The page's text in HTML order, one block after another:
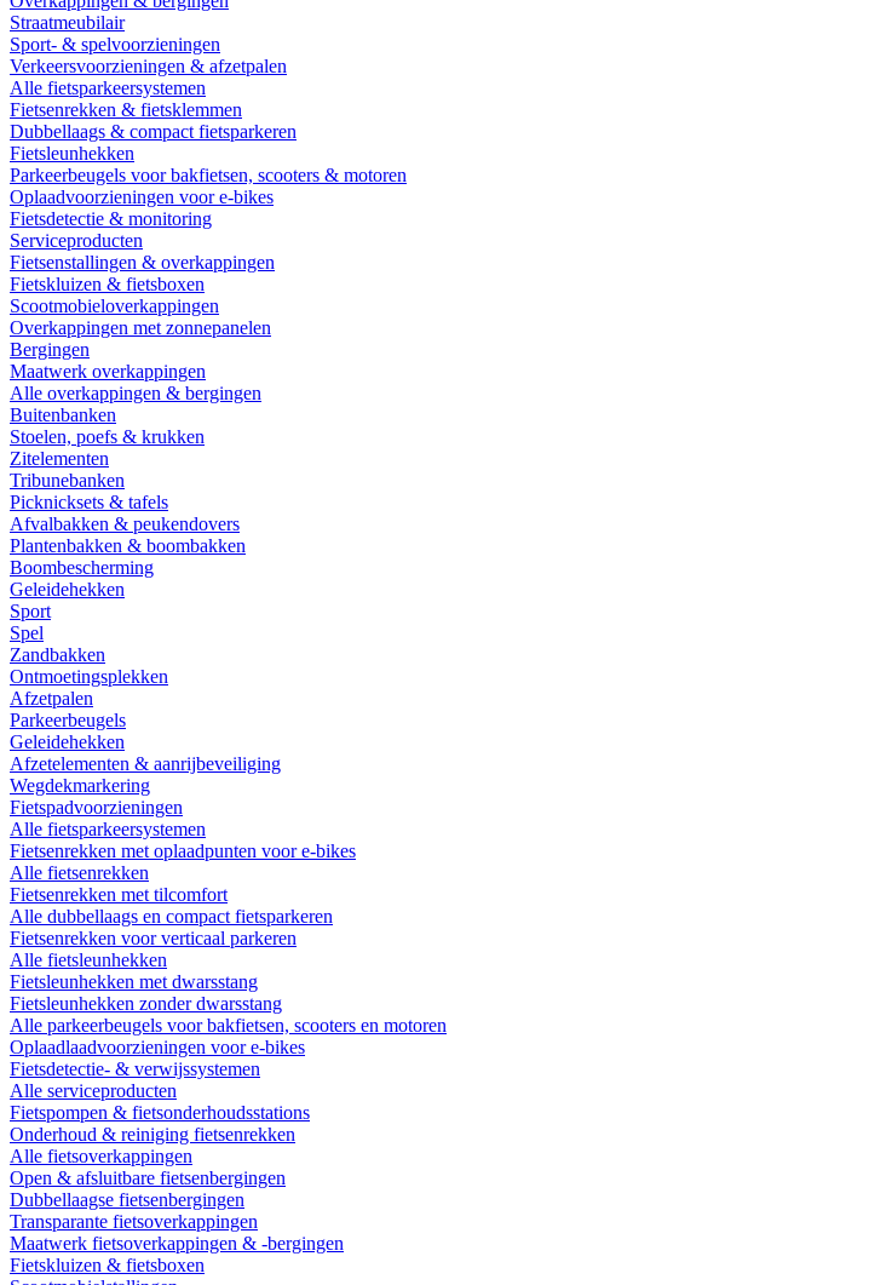
Straatmeubilair
Sport- & spelvoorzieningen
Verkeersvoorzieningen & afzetpalen
Alle fietsparkeersystemen
Fietsenrekken & fietsklemmen
Dubbellaags & compact fietsparkeren
Fietsleunhekken
Parkeerbeugels voor bakfietsen, scooters & motoren
Oplaadvoorzieningen voor e-bikes
Fietsdetectie & monitoring
Serviceproducten
Fietsenstallingen & overkappingen
Fietskluizen & fietsboxen
Scootmobieloverkappingen
Overkappingen met zonnepanelen
Bergingen
Maatwerk overkappingen
Alle overkappingen & bergingen
Buitenbanken
Stoelen, poefs & krukken
Zitelementen
Tribunebanken
Picknicksets & tafels
Afvalbakken & peukendovers
Plantenbakken & boombakken
Boombescherming
Geleidehekken
Sport
Spel
Zandbakken
Ontmoetingsplekken
Afzetpalen
Parkeerbeugels
Geleidehekken
Afzetelementen & aanrijbeveiliging
Wegdekmarkering
Fietspadvoorzieningen
Alle fietsparkeersystemen
Fietsenrekken met oplaadpunten voor e-bikes
Alle fietsenrekken
Fietsenrekken met tilcomfort
Alle dubbellaags en compact fietsparkeren
Fietsenrekken voor verticaal parkeren
Alle fietsleunhekken
Fietsleunhekken met dwarsstang
Fietsleunhekken zonder dwarsstang
Alle parkeerbeugels voor bakfietsen, scooters en motoren
Oplaadlaadvoorzieningen voor e-bikes
Fietsdetectie- & verwijssystemen
Alle serviceproducten
Fietspompen & fietsonderhoudsstations
Onderhoud & reiniging fietsenrekken
Alle fietsoverkappingen
Open & afsluitbare fietsenbergingen
Dubbellaagse fietsenbergingen
Transparante fietsoverkappingen
Maatwerk fietsoverkappingen & -bergingen
Fietskluizen & fietsboxen